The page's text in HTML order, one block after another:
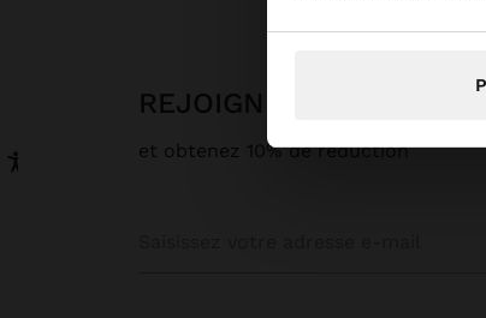
REJOIGNEZ NOTRE
et obtenez 10% de réduction